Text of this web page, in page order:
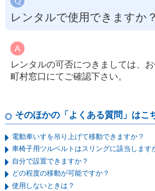
レンタルで使用できますか？
レンタルの可否につきましては、
町村窓口にてご確認下さい。
そのほかの「よくある質問」はこ
電動車いすを吊り上げて移動できますか？
車椅子用ツルベルトはスリングに該当します
自分で設置できますか？
どの程度の移動が可能ですか？
使用しないときは？